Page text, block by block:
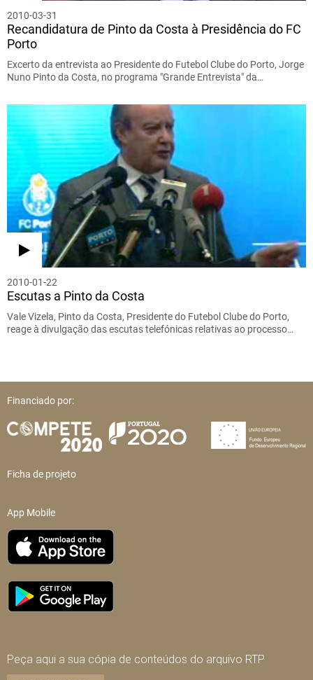
2010-03-31
Recandidatura de Pinto da Costa à Presidência do FC
Porto
Excerto da entrevista ao Presidente do Futebol Clube do Porto, Jorge
Nuno Pinto da Costa, no programa "Grande Entrevista" da…
2010-01-22
Escutas a Pinto da Costa
Vale Vizela, Pinto da Costa, Presidente do Futebol Clube do Porto,
reage à divulgação das escutas telefónicas relativas ao processo…
Financiado por:
Ficha de projeto
App Mobile
Peça aqui a sua cópia de conteúdos do arquivo RTP